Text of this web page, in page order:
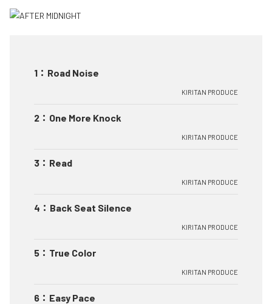
1 ： Road Noise
KIRITAN PRODUCE
2 ： One More Knock
KIRITAN PRODUCE
3 ： Read
KIRITAN PRODUCE
4 ： Back Seat Silence
KIRITAN PRODUCE
5 ： True Color
KIRITAN PRODUCE
6 ： Easy Pace